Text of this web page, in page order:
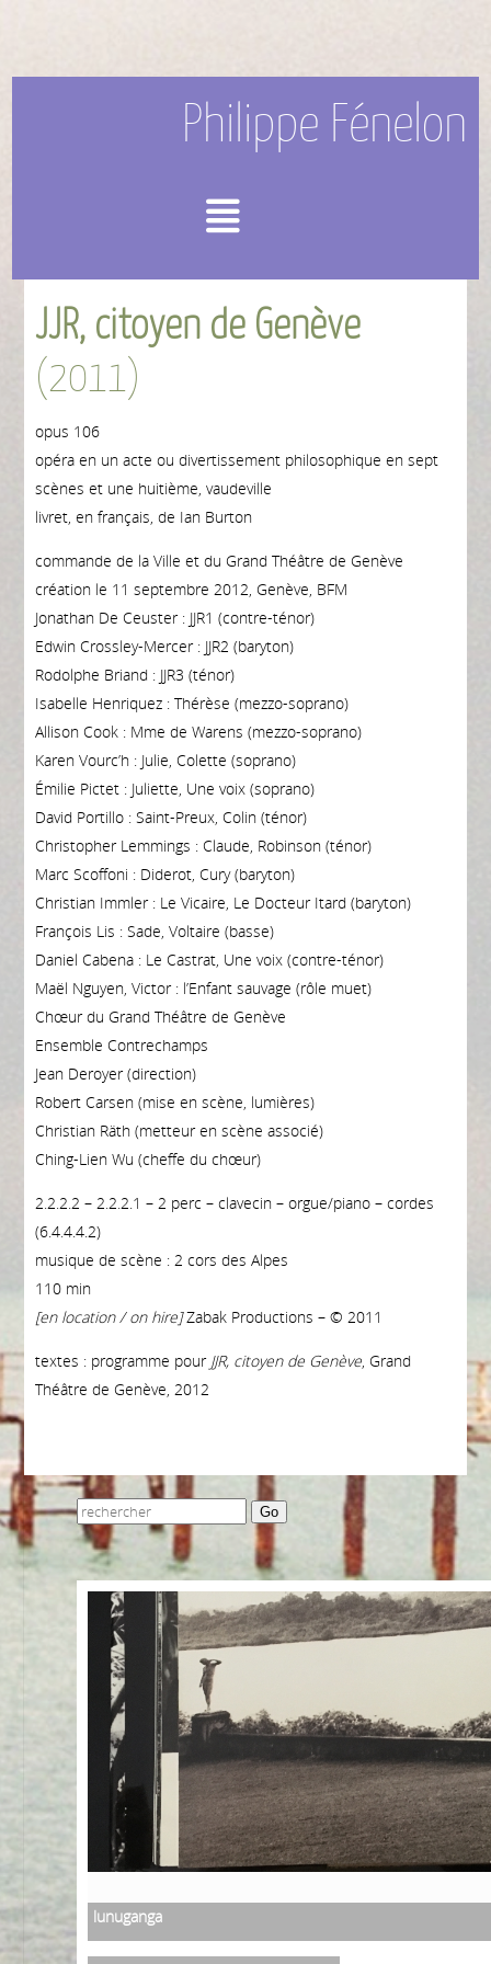
Philippe Fénelon
JJR, citoyen de Genève
(2011)
opus 106
opéra en un acte ou divertissement philosophique en sept
scènes et une huitième, vaudeville
livret, en français, de Ian Burton
commande de la Ville et du Grand Théâtre de Genève
création le 11 septembre 2012, Genève, BFM
Jonathan De Ceuster : JJR1 (contre-ténor)
Edwin Crossley-Mercer : JJR2 (baryton)
Rodolphe Briand : JJR3 (ténor)
Isabelle Henriquez : Thérèse (mezzo-soprano)
Allison Cook : Mme de Warens (mezzo-soprano)
Karen Vourc’h : Julie, Colette (soprano)
Émilie Pictet : Juliette, Une voix (soprano)
David Portillo : Saint-Preux, Colin (ténor)
Christopher Lemmings : Claude, Robinson (ténor)
Marc Scoffoni : Diderot, Cury (baryton)
Christian Immler : Le Vicaire, Le Docteur Itard (baryton)
François Lis : Sade, Voltaire (basse)
Daniel Cabena : Le Castrat, Une voix (contre-ténor)
Maël Nguyen, Victor : l’Enfant sauvage (rôle muet)
Chœur du Grand Théâtre de Genève
Ensemble Contrechamps
Jean Deroyer (direction)
Robert Carsen (mise en scène, lumières)
Christian Räth (metteur en scène associé)
Ching-Lien Wu (cheffe du chœur)
2.2.2.2 – 2.2.2.1 – 2 perc – clavecin – orgue/piano – cordes
(6.4.4.4.2)
musique de scène : 2 cors des Alpes
110 min
[en location / on hire]Zabak Productions – © 2011
textes : programme pour JJR, citoyen de Genève, Grand
Théâtre de Genève, 2012
Go
lunuganga